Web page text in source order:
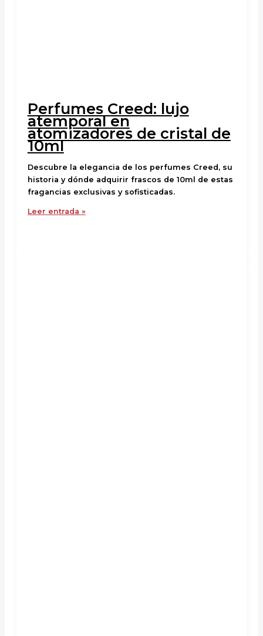
Perfumes Creed: lujo
atemporal en
atomizadores de cristal de
10ml
Descubre la elegancia de los perfumes Creed, su
historia y dónde adquirir frascos de 10ml de estas
fragancias exclusivas y sofisticadas.
Leer entrada »